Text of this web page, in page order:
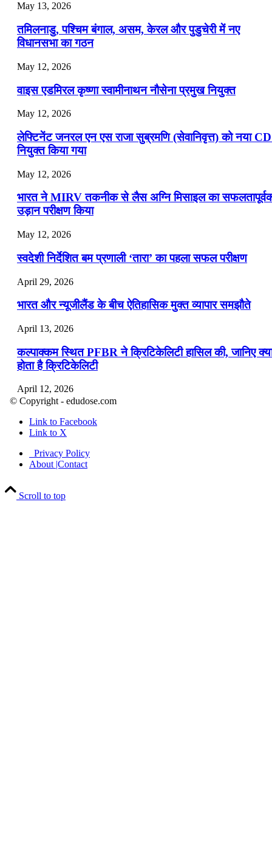
May 13, 2026
तमिलनाडु, पश्चिम बंगाल, असम, केरल और पुडुचेरी में नए
विधानसभा का गठन
May 12, 2026
वाइस एडमिरल कृष्णा स्वामीनाथन नौसेना प्रमुख नियुक्त
May 12, 2026
लेफ्टिनेंट जनरल एन एस राजा सुब्रमणि (सेवानिवृत्त) को नया
नियुक्त किया गया
May 12, 2026
भारत ने MIRV तकनीक से लैस अग्नि मिसाइल का
उड़ान परीक्षण किया
May 12, 2026
स्वदेशी निर्देशित बम प्रणाली ‘तारा’ का पहला सफल परीक्षण
April 29, 2026
भारत और न्यूजीलैंड के बीच ऐतिहासिक मुक्त व्यापार समझौते
April 13, 2026
कल्पाक्कम स्थित PFBR ने क्रिटिकेलिटी हासिल की, जानिए
होता है क्रिटिकेलिटी
April 12, 2026
April 9, 2026
नासा का आर्टेमिस-2 मिशन: मनुष्य एक बार फिर से चंद्रमा के
पहुंचा
April 7, 2026
© Copyright - edudose.com
Link to Facebook
Link to X
Privacy Policy
About |Contact
Scroll to top